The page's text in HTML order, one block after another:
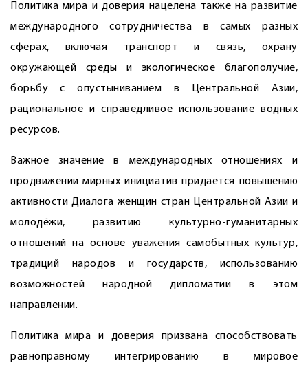
Политика мира и доверия нацелена также на развитие
международного сотрудничества в самых разных
сферах, включая транспорт и связь, охрану
окружающей среды и экологическое благополучие,
борьбу с опустыниванием в Центральной Азии,
рациональное и справедливое использование водных
ресурсов.
Важное значение в международных отношениях и
продвижении мирных инициатив придаётся повышению
активности Диалога женщин стран Центральной Азии и
молодёжи, развитию культурно-гуманитарных
отношений на основе уважения самобытных культур,
традиций народов и государств, использованию
возможностей народной дипломатии в этом
направлении.
Политика мира и доверия призвана способствовать
равноправному интегрированию в мировое